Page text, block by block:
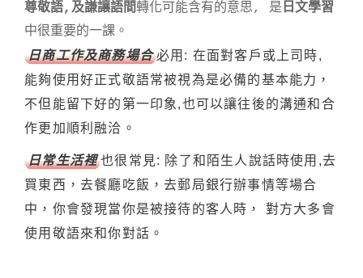
尊敬語,及謙讓語間轉化可能含有的意思, 是 日文學習
中很重要的一課。
日商工作及商務場合 必用: 在面對客戶或上司時,
能夠使用好正式敬語常被視為是必備的基本能力，
不但能留下好的第一印象,也可以讓往後的溝通和合
作更加順利融洽。
日常生活裡 也很常見: 除了和陌生人說話時使用,去
買東西，去餐廳吃飯，去郵局銀行辦事情等場合
中，你會發現當你是被接待的客人時， 對方大多會
使用敬語來和你對話。